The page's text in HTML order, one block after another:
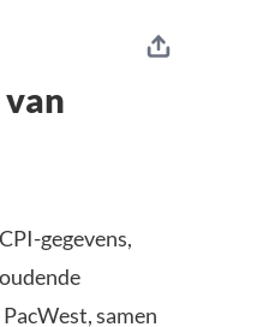
gegevens,
samen